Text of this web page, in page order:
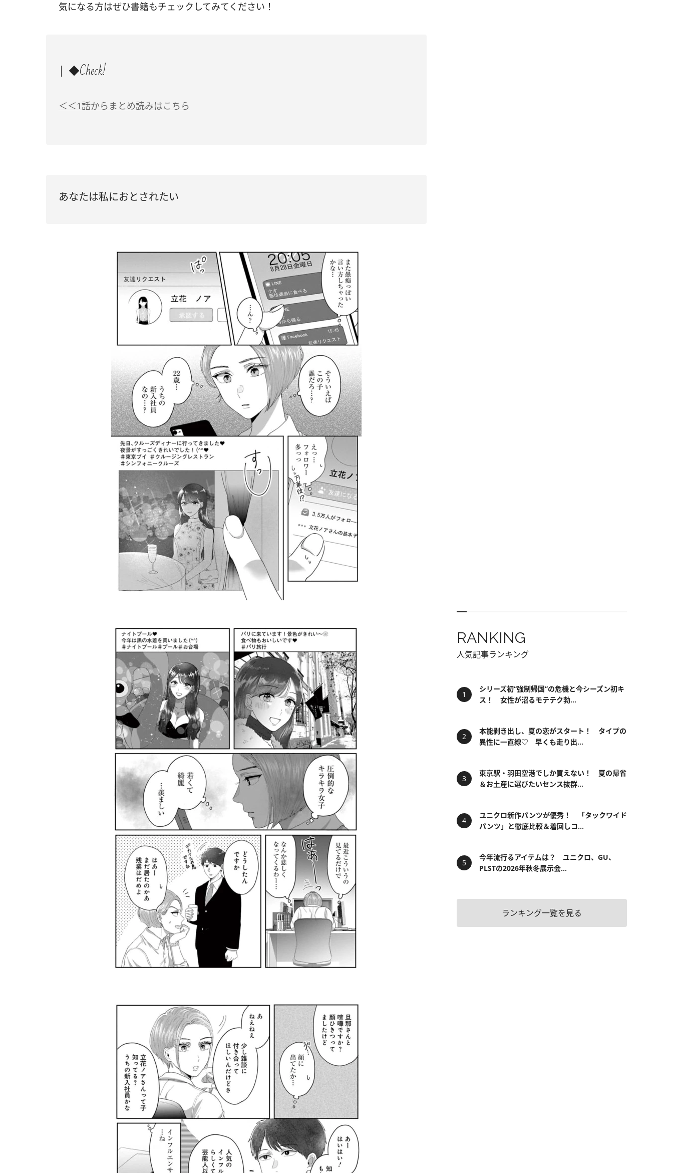
気になる方はぜひ書籍もチェックしてみてください！
◆Check!
＜＜1話からまとめ読みはこちら
あなたは私におとされたい
RANKING
人気記事ランキング
シリーズ初“強制帰国”の危機と今シーズン初キ
ス！ 女性が沼るモテテク勃...
本能剥き出し、夏の恋がスタート！ タイプの
異性に一直線♡ 早くも走り出...
東京駅・羽田空港でしか買えない！ 夏の帰省
＆お土産に選びたいセンス抜群...
ユニクロ新作パンツが優秀！ 「タックワイド
パンツ」と徹底比較＆着回しコ...
今年流行るアイテムは？ ユニクロ、GU、
PLSTの2026年秋冬展示会...
ランキング一覧を見る